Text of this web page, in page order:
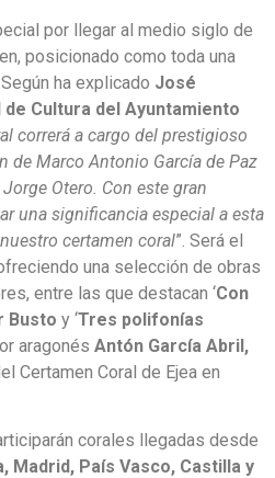
por llegar al medio siglo de
posicionado como toda una
ha explicado José
Cultura del Ayuntamiento
correrá a cargo del prestigioso
de Marco Antonio García de Paz
Otero. Con este gran
una significancia especial a esta
certamen coral”. Será el
una selección de obras
entre las que destacan ‘Con
Busto y ‘Tres polifonías
aragonés Antón García Abril,
Certamen Coral de Ejea en
corales llegadas desde
Madrid, País Vasco, Castilla y